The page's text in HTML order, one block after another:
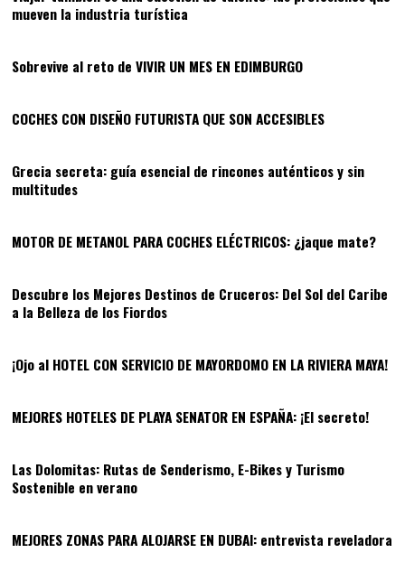
mueven la industria turística
Sobrevive al reto de VIVIR UN MES EN EDIMBURGO
COCHES CON DISEÑO FUTURISTA QUE SON ACCESIBLES
Grecia secreta: guía esencial de rincones auténticos y sin
multitudes
MOTOR DE METANOL PARA COCHES ELÉCTRICOS: ¿jaque mate?
06
Descubre los Mejores Destinos de Cruceros: Del Sol del Caribe
a la Belleza de los Fiordos
¡Ojo al HOTEL CON SERVICIO DE MAYORDOMO EN LA RIVIERA MAYA!
08
MEJORES HOTELES DE PLAYA SENATOR EN ESPAÑA: ¡El secreto!
09
Las Dolomitas: Rutas de Senderismo, E-Bikes y Turismo
Sostenible en verano
MEJORES ZONAS PARA ALOJARSE EN DUBAI: entrevista reveladora
11